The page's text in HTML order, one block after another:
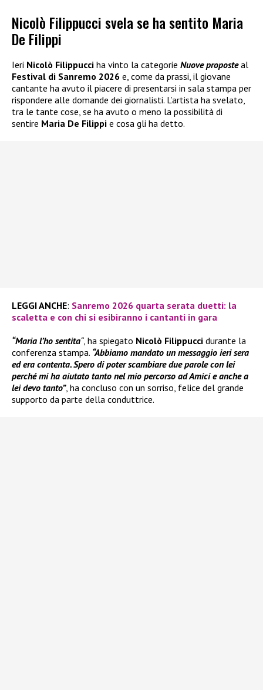
Nicolò Filippucci svela se ha sentito Maria
De Filippi
Ieri Nicolò Filippucci ha vinto la categorie Nuove proposteal
Festival di Sanremo 2026 e, come da prassi, il giovane
cantante ha avuto il piacere di presentarsi in sala stampa per
rispondere alle domande dei giornalisti. L’artista ha svelato,
tra le tante cose, se ha avuto o meno la possibilità di
sentire Maria De Filippi e cosa gli ha detto.
LEGGI ANCHE: Sanremo 2026 quarta serata duetti: la
scaletta e con chi si esibiranno i cantanti in gara
“Maria l’ho sentita“, ha spiegato Nicolò Filippucci durante la
conferenza stampa. “Abbiamo mandato un messaggio ieri sera
ed era contenta. Spero di poter scambiare due parole con lei
perché mi ha aiutato tanto nel mio percorso ad Amici e anche a
lei devo tanto”, ha concluso con un sorriso, felice del grande
supporto da parte della conduttrice.